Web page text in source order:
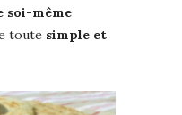
soi-même
toute simple et